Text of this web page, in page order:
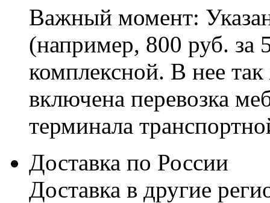
Важный момент:
(например, 800 руб. за
комплексной. В нее
включена перевозка
терминала
Доставка по России
Доставка в другие